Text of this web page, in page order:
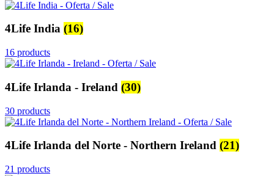
4Life India (16)
16 products
4Life Irlanda - Ireland (30)
30 products
4Life Irlanda del Norte - Northern Ireland (21)
21 products